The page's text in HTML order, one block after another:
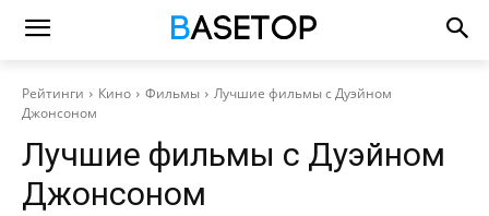
Рейтинги Кино Фильмы
Лучшие фильмы с Дуэйном
Джонсоном
Лучшие фильмы с Дуэйном
Джонсоном